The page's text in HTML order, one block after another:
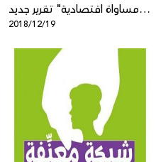
مساواة اقتصادية" تقرير جديد
لمركز حملة
2018/12/19